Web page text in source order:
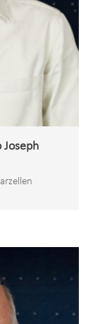
Joseph